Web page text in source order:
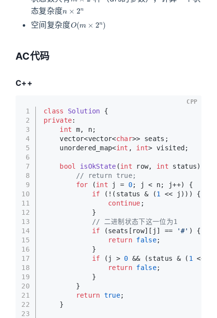
态复杂度
n×2n
空间复杂度
O (m
AC代码
C++
1
2
3
4
5
6
7
8
9
10
11
12
13
14
15
16
17
18
19
20
21
22
23
class Solution {
private:
int m, n;
    vector<vector<
char>> seats;
    unordered_map<
int , int> visited;
bool isOkState (int row, int status)
// return true;
for (int j = 0; j < n; j++) {
if (!(status & (1
<< j))) {
continue ;
            }
// 二进制状态下这一位为1
if (seats[row][j] == '#' ) {
return false;
            }
if (j > 0 && (status & ( 1
<<
return false;
            }
        }
return true;
    }
CPP